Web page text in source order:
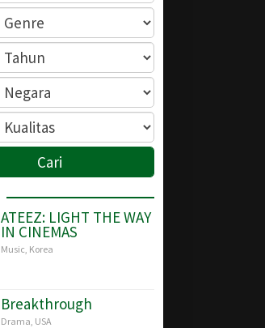
ATEEZ: LIGHT THE WAY
IN CINEMAS
Music, Korea
Breakthrough
Drama, USA